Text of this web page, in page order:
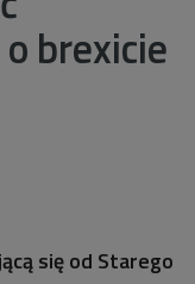
brexicie
się od Starego